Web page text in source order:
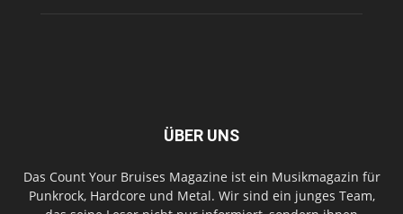
ÜBER UNS
Das Count Your Bruises Magazine ist ein Musikmagazin für
Punkrock, Hardcore und Metal. Wir sind ein junges Team,